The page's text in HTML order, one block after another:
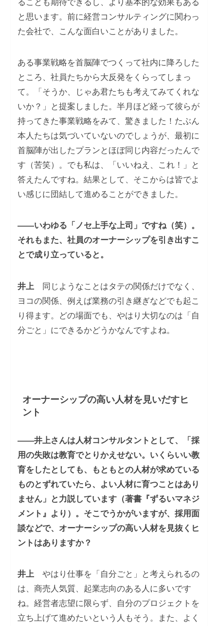
ることも期待できるし、より基本的な効果もある
と思います。前に経営コンサルティングに関わっ
た会社で、こんな面白いことがありました。
ある事業戦略を首脳陣でつくって社内に降ろした
ところ、社員たちから大反発をくらってしまっ
て。「そうか、じゃあ君たちも考えてみてくれな
いか？」と提案しました。半月ほど経って彼らが
持ってきた事業戦略をみて、驚きました！たぶん
本人たちは気づいていないのでしょうが、最初に
首脳陣が出したプランとほぼ同じ内容だったんで
す（苦笑）。でも私は、「いいねえ、これ！」と
答えたんですね。結果として、そこからは皆でよ
い感じに団結して進めることができました。
――いわゆる「ノセ上手な上司」ですね（笑）。
それもまた、社員のオーナーシップを引き出すこ
とで成り立っていると。
井上 同じようなことはタテの関係だけでなく、
ヨコの関係、例えば業務の引き継ぎなどでも起こ
り得ます。どの場面でも、やはり大切なのは「自
分ごと」にできるかどうかなんですよね。
オーナーシップの高い人材を見いだすヒ
ント
――井上さんは人材コンサルタントとして、「採
用の失敗は教育でとりかえせない。いくらいい教
育をしたとしても、もともとの人材が求めている
ものとずれていたら、よい人材に育つことはあり
ません」と力説しています（著書『ずるいマネジ
メント』より）。そこでうかがいますが、採用面
談などで、オーナーシップの高い人材を見抜くヒ
ントはありますか？
井上 やはり仕事を「自分ごと」と考えられるの
は、商売人気質、起業志向のある人に多いです
ね。経営者志望に限らず、自分のプロジェクトを
立ち上げて進めたいという人もそう。また、よく